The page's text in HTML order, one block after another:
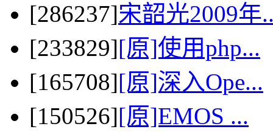
[286237]宋韶光2009年
[233829][原]使用php...
[165708][原]深入Ope...
[150526][原]EMOS ...